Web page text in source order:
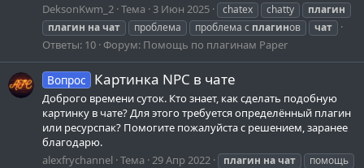
DeksonKwm_2 Тема 3 Июн 2025 chatex chatty
плагин
плагин начат проблема проблема с плагинов чат
Ответы: 10 Форум: Помощь по плагинам Paper
Вопрос Картинка NPC в чате
Доброго времени суток. Кто знает, как сделать подобную
картинку в чате? Для этого требуется определённый плагин
или ресурспак? Помогите пожалуйста с решением, заранее
благодарю.
alexfrychannel Тема 29 Апр 2022 плагин начат
помощь